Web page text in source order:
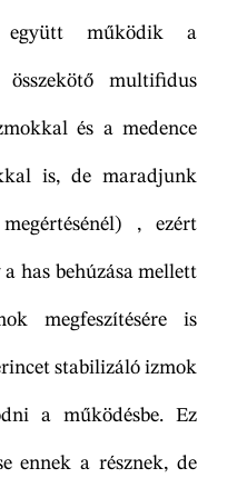
működik a
összekötő multifidus
és a medence
is, de maradjunk
, ezért
has behúzása mellett
megfeszítésére is
stabilizáló izmok
a működésbe. Ez
ennek a résznek, de